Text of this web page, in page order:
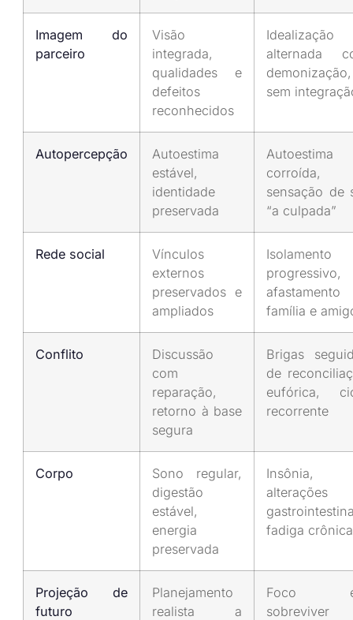
Imagem do
parceiro
Visão
integrada,
qualidades e
defeitos
reconhecidos
Idealização
alternada
demonização,
sem
Autopercepção
Autoestima
estável,
identidade
preservada
Autoestima
corroída,
sensação de
“a culpada”
Rede social
Vínculos
externos
preservados e
ampliados
Isolamento
progressivo,
afastamento
família e
Conflito
Discussão
com
reparação,
retorno à base
segura
Brigas
de
eufórica,
recorrente
Corpo
Sono regular,
digestão
estável,
energia
preservada
Insônia,
alterações
fadiga crônica
Projeção de
futuro
Planejamento
realista a
Foco